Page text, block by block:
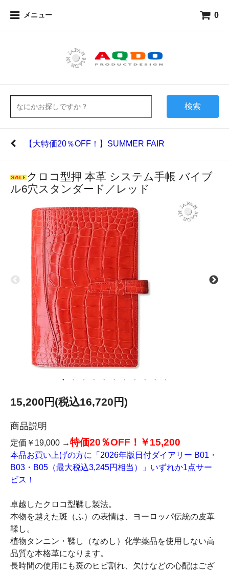
メニュー 0
検索
【大特価20％OFF！】SUMMER FAIR
クロコ型押 本革 システム手帳 バイブ
ル6穴スタンダード／レッド
15,200円(税込16,720円)
商品説明
定価￥19,000 →特価20％OFF！￥15,200
本品お買い上げの方に「2026年版日付ダイアリー B01・
B03・B05（最大税込3,245円相当）」いずれか1点サー
ビス！
卓越したクロコ型鞣し製法。
本物を越えた斑（ふ）の表情は、ヨーロッパ伝統の皮革
鞣し。
植物タンニン・鞣し（なめし）化学薬品を使用しない高
品質な本格革になります。
長時間の使用にも斑のヒビ割れ、欠けなどの心配はござ